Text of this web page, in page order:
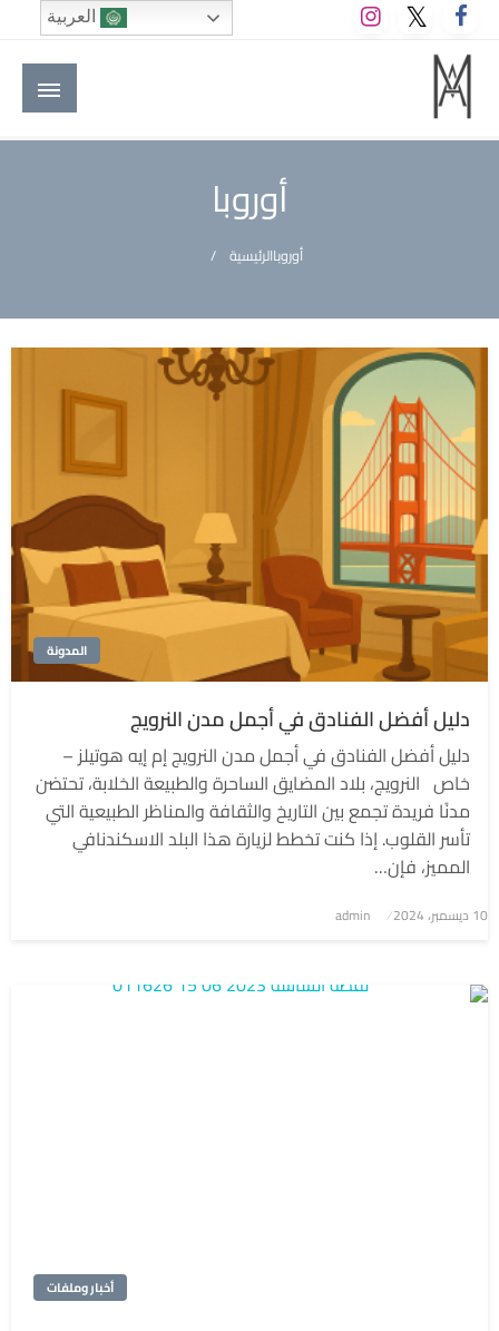
التخطي
إلى
المحتوى
M A hotels | إم ايه هوتيلز
الموقع الأول للعاملين في الفنادق في العالم العربي
أوروبا
الرئيسيةأوروبا
المدونة
دليل أفضل الفنادق في أجمل مدن النرويج
دليل أفضل الفنادق في أجمل مدن النرويج إم إيه هوتيلز –
خاص النرويج، بلاد المضايق الساحرة والطبيعة الخلابة، تحتضن
مدنًا فريدة تجمع بين التاريخ والثقافة والمناظر الطبيعية التي
تأسر القلوب. إذا كنت تخطط لزيارة هذا البلد الاسكندنافي
المميز، فإن…
نُشر
10 ديسمبر، 2024 admin
أخبار وملفات
العربية